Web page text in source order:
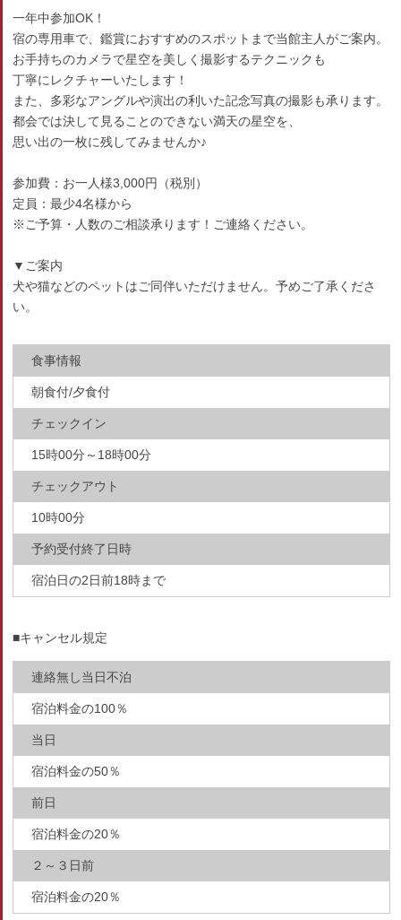
一年中参加OK！
宿の専用車で、鑑賞におすすめのスポットまで当館主人がご案内。
お手持ちのカメラで星空を美しく撮影するテクニックも
丁寧にレクチャーいたします！
また、多彩なアングルや演出の利いた記念写真の撮影も承ります。
都会では決して見ることのできない満天の星空を、
思い出の一枚に残してみませんか♪
参加費：お一人様3,000円（税別）
定員：最少4名様から
※ご予算・人数のご相談承ります！ご連絡ください。
▼ご案内
犬や猫などのペットはご同伴いただけません。予めご了承くださ
い。
食事情報
朝食付/夕食付
チェックイン
15時00分～18時00分
チェックアウト
10時00分
予約受付終了日時
宿泊日の2日前18時まで
■キャンセル規定
連絡無し当日不泊
宿泊料金の100％
当日
宿泊料金の50％
前日
宿泊料金の20％
２～３日前
宿泊料金の20％